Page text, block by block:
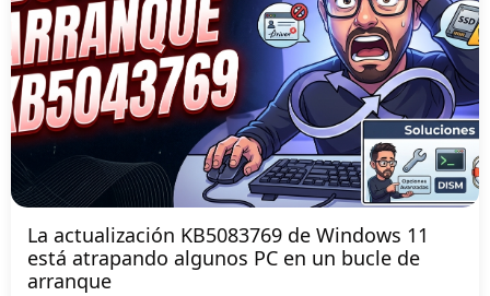
La actualización KB5083769 de Windows 11
está atrapando algunos PC en un bucle de
arranque